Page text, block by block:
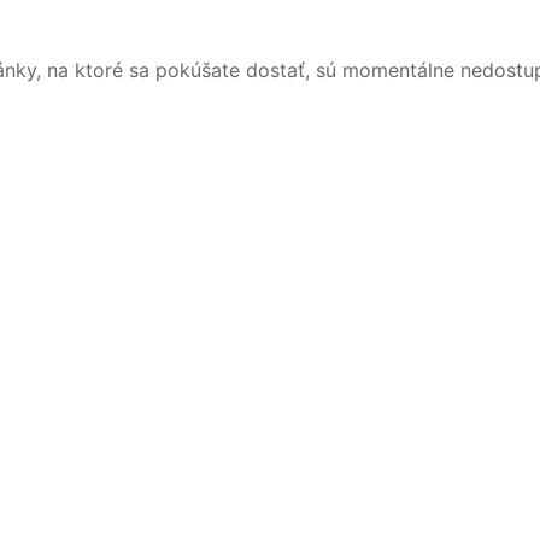
na ktoré sa pokúšate dostať, sú momentálne